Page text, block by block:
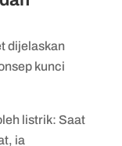
dijelaskan
kunci
listrik: Saat
ia